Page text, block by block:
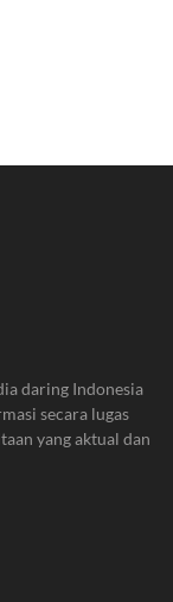
daring Indonesia
secara lugas
yang aktual dan